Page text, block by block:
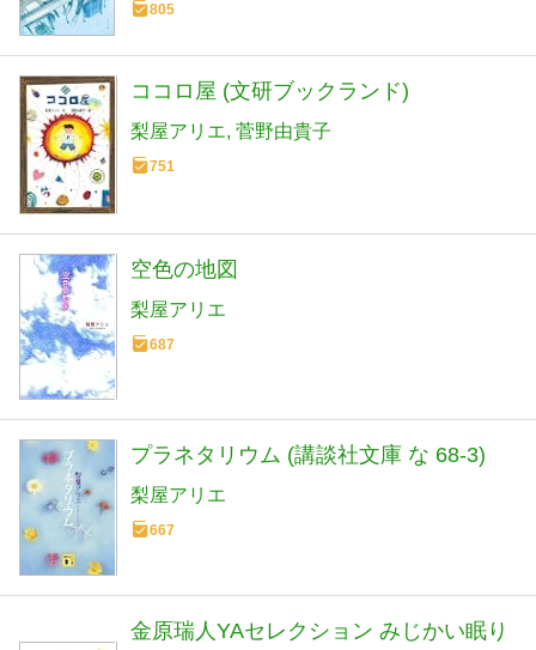
805
ココロ屋 (文研ブックランド)
梨屋アリエ 菅野由貴子
751
空色の地図
梨屋アリエ
687
プラネタリウム (講談社文庫 な 68-3)
梨屋アリエ
667
金原瑞人YAセレクション みじかい眠り